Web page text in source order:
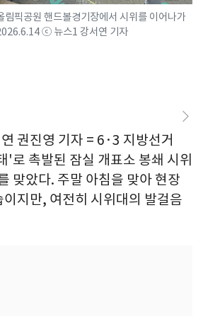
림픽공원 핸드볼경기장에서 시위를 이어나가
ⓒ 뉴스1 강서연 기자
권진영 기자 = 6·3 지방선거
'로 촉발된 잠실 개표소 봉쇄 시위
맞았다. 주말 아침을 맞아 현장
지만, 여전히 시위대의 발걸음